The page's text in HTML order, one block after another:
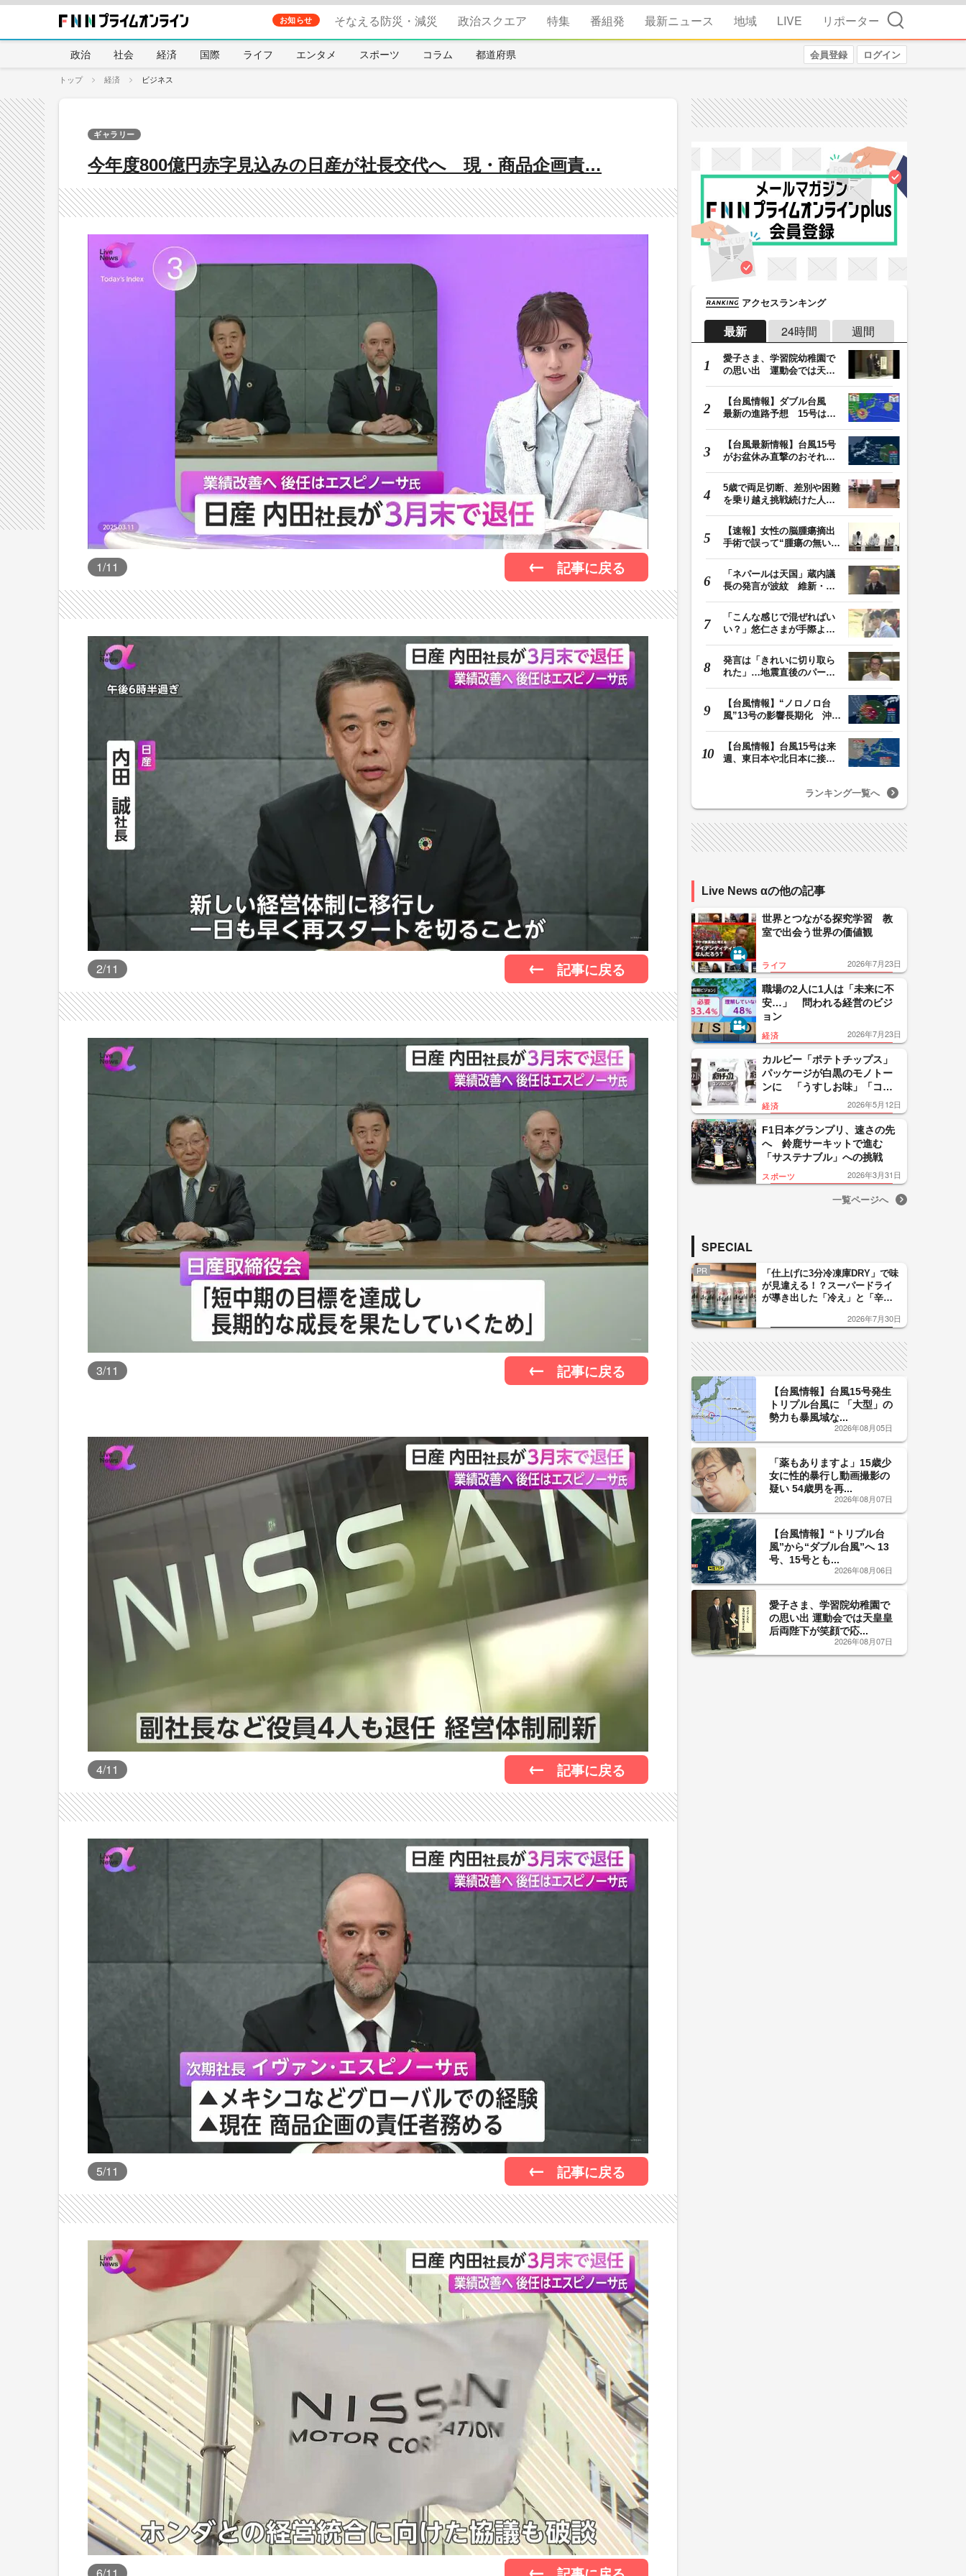
お知らせ そなえる防災・減災 政治スクエア 特集 番組発 最新ニュース 地域 LIVE リポーター 検索
政治 社会 経済 国際 ライフ エンタメ スポーツ コラム 都道府県 会員登録 ログイン
トップ 経済 ビジネス
今年度800億円赤字見込みの日産が社長交代へ 現・商品企画責…
ギャラリー
1/11 記事に戻る
2/11 記事に戻る
3/11 記事に戻る
4/11 記事に戻る
5/11 記事に戻る
アクセスランキング
最新 24時間 週間
愛子さま、学習院幼稚園で
の思い出 運動会では天皇
【台風情報】ダブル台風
最新の進路予想 15号は北
【台風最新情報】台風15号
がお盆休み直撃のおそれ
5歳で両足切断、差別や困難
を乗り越え挑戦続けた人
【速報】女性の脳腫瘍摘出
手術で誤って“腫瘍の無い部
「ネパールは天国」蔵内議
長の発言が波紋 維新・吉
「こんな感じで混ぜればい
い？」悠仁さまが手際よく
発言は「きれいに切り取ら
れた」…地震直後のパーテ
【台風情報】“ノロノロ台
風”13号の影響長期化 沖縄
【台風情報】台風15号は来
週、東日本や北日本に接近
ランキング一覧へ
Live News αの他の記事
世界とつながる探究学習 教
室で出会う世界の価値観
ライフ 2026年7月23日
職場の2人に1人は「未来に不
安…」 問われる経営のビジ
ョン
経済 2026年7月23日
カルビー「ポテトチップス」
パッケージが白黒のモノトー
ンに 「うすしお味」「コン
ソメパンチ」など一部商品
ナフサ高騰の影響
経済 2026年5月12日
F1日本グランプリ、速さの先
へ 鈴鹿サーキットで進む
「サステナブル」への挑戦
スポーツ 2026年3月31日
一覧ページへ
SPECIAL
PR
「仕上げに3分冷凍庫DRY」で味
が見違える！？スーパードライ
が導き出した「冷え」と「辛
した「辛口カーブ」が飲み頃の
2026年7月30日
【台風情報】台風15号発生
トリプル台風に 「大型」の
勢力も暴風域な...
2026年08月05日
「薬もありますよ」15歳少
女に性的暴行し動画撮影の
疑い 54歳男を再...
2026年08月07日
【台風情報】“トリプル台
風”から“ダブル台風”へ 13
号、15号とも...
2026年08月06日
愛子さま、学習院幼稚園で
の思い出 運動会では天皇皇
后両陛下が笑顔で応...
2026年08月07日